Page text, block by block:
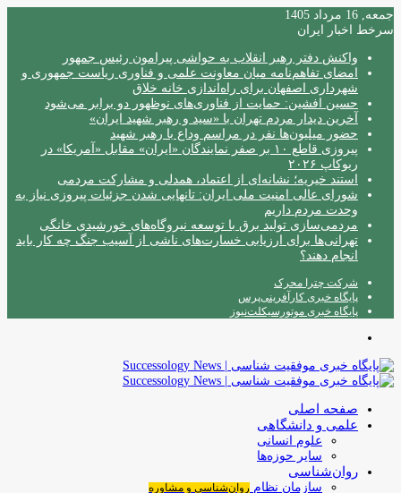
جمعه, 16 مرداد 1405
سرخط اخبار ایران
واکنش دفتر رهبر انقلاب به حواشی پیرامون رئیس جمهور
امضای تفاهم‌نامه میان معاونت علمی و فناوری ریاست جمهوری و
شهرداری اصفهان برای راه‌اندازی خانه خلاق
حسین افشین: حمایت از فناوری‌های نوظهور دو برابر می‌شود
آخرین دیدار مردم تهران با «سید و رهبر شهید ایران»
حضور میلیون‌ها نفر در مراسم وداع با رهبر شهید
پیروزی قاطع ۱۰ بر صفر نمایندگان «ایران» مقابل «آمریکا» در
ربوکاپ ۲۰۲۶
استند خیریه؛ نشانه‌ای از اعتماد، همدلی و مشارکت مردمی
شورای عالی امنیت ملی ایران: تانهایی شدن جزئیات پیروزی نیاز به
وحدت مردم داریم
مردمی‌سازی تولید برق با توسعه نیروگاه‌های خورشیدی خانگی
تهرانی‌ها برای ارزیابی خسارت‌های ناشی از آسیب جنگ چه کار باید
انجام دهند؟
شرکت چترا محرک
پایگاه خبری کارآفرینی‌پرس
پایگاه خبری موتورسیکلت‌نیوز
صفحه اصلی
علمی و دانشگاهی
علوم انسانی
سایر حوزه‌ها
روان‌شناسی
سازمان نظام روان‌شناسی و مشاوره